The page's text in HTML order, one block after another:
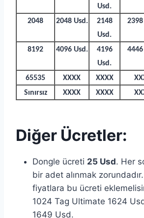
Usd.
2048 2048 Usd.
2148
Usd.
8192 4096 Usd.
4196
Usd.
65535 XXXX XXXX
Sınırsız
XXXX XXXX
Diğer Ücretler:
Dongle ücreti 25 Usd. Her
bir adet alınmak
fiyatlara bu ücreti
1024 Tag Ultimate 1624
1649 Usd.